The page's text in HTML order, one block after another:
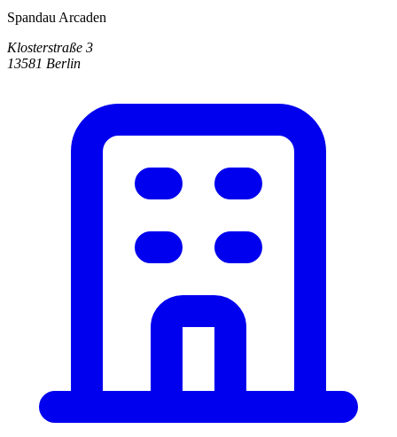
Spandau Arcaden
Klosterstraße 3
13581 Berlin